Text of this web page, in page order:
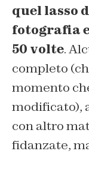
quel lasso
fotografia
50 volte.
completo
momento
modificato),
con altro
fidanzate,